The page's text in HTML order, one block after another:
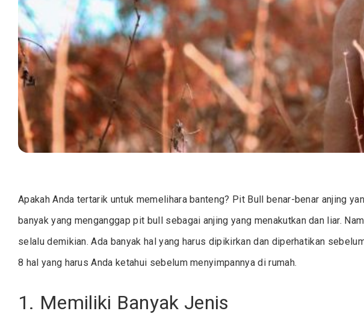
Apakah Anda tertarik untuk memelihara banteng? Pit Bull benar-benar anjing
banyak yang menganggap pit bull sebagai anjing yang menakutkan dan liar.
selalu demikian. Ada banyak hal yang harus dipikirkan dan diperhatikan
8 hal yang harus Anda ketahui sebelum menyimpannya di rumah.
1. Memiliki Banyak Jenis